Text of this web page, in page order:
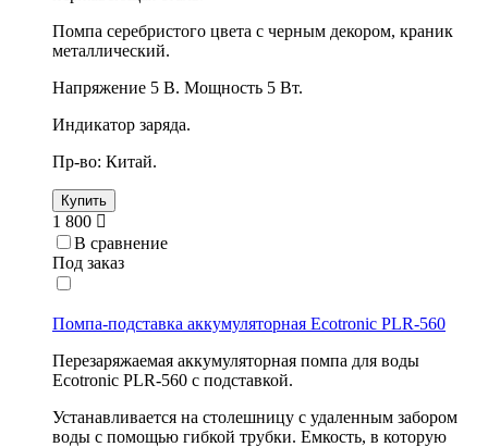
Помпа серебристого цвета с черным декором, краник
металлический.
Напряжение 5 В. Мощность 5 Вт.
Индикатор заряда.
Пр-во: Китай.
Купить
1 800
В сравнение
Под заказ
Помпа-подставка аккумуляторная Ecotronic PLR-560
Перезаряжаемая аккумуляторная помпа для воды
Ecotronic PLR-560 с подставкой.
Устанавливается на столешницу с удаленным забором
воды с помощью гибкой трубки. Емкость, в которую